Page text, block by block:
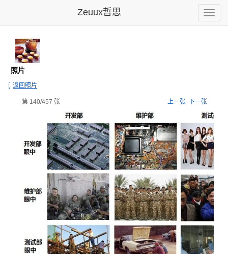
Toggle
Zeuux哲思
- 照片
页 返回照片
第 140/457 张 上一张 下一张